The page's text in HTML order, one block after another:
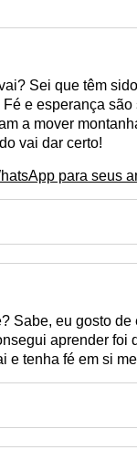
Sei que têm
e esperança
a mover
vai dar certo!
para seus
Sabe, eu gosto
aprender
e tenha fé em si